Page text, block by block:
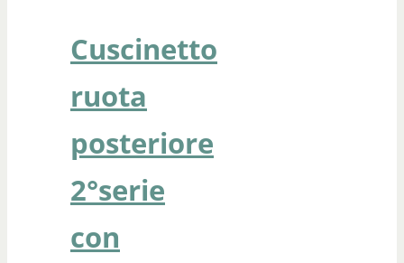
Cuscinetto
ruota
posteriore
2°serie
con